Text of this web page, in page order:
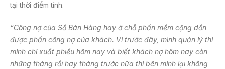
tại thời điểm tính.
“Công nợ của Sổ Bán Hàng hay ở chỗ phần mềm cộng dồn
được phần công nợ của khách. Vì trước đây, mình quản lý thì
mình chỉ xuất phiếu hôm nay và biết khách nợ hôm nay còn
những tháng rồi hay tháng trước nữa thì bên mình lại không